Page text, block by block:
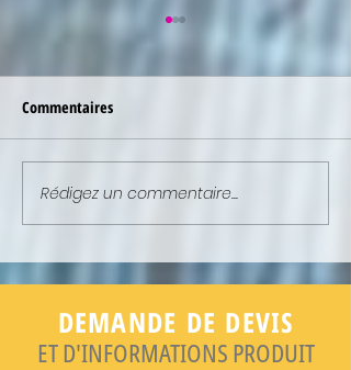
NEWSLETTER : ELLE EST EN
LIGNE !
Commentaires
Rédigez un commentaire...
DEMANDE DE DEVIS
ET D'INFORMATIONS PRODUIT